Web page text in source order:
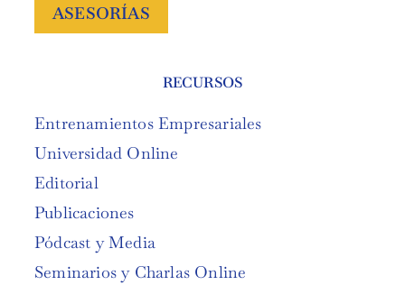
ASESORÍAS
RECURSOS
Entrenamientos Empresariales
Universidad Online
Editorial
Publicaciones
Pódcast y Media
Seminarios y Charlas Online